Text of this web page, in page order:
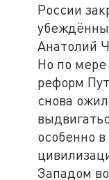
России
Анатолий
Но по мере
реформ
снова
особенно
Западом